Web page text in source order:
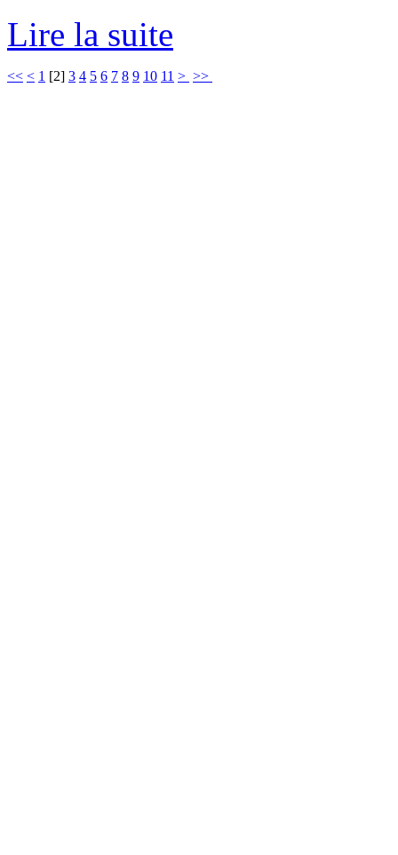
Lire la suite
<< < 1 [2] 3 4 5 6 7 8 9 10 11 > >>